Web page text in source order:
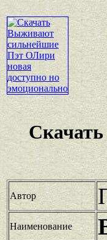
Автор
Наименование